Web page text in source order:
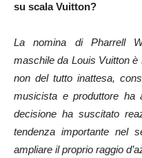
su scala Vuitton?
La nomina di Pharrell
maschile da Louis Vuitton
non del tutto inattesa,
musicista e produttore ha
decisione ha suscitato
tendenza importante nel
ampliare il proprio raggio